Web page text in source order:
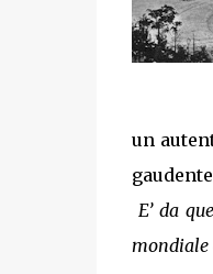
un
E’ da
mondiale